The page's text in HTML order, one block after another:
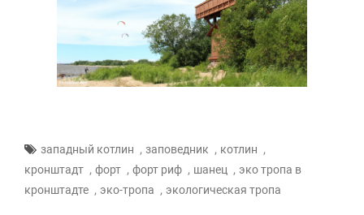
западный котлин , заповедник , котлин ,
кронштадт , форт , форт риф , шанец , эко тропа в
кронштадте , эко-тропа , экологическая тропа